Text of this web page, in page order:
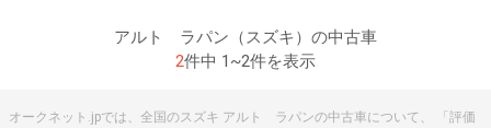
アルト ラパン（スズキ）の中古車
2件中 1~2件を表示
オークネット.jpでは、全国のスズキ アルト ラパンの中古車について、 「評価